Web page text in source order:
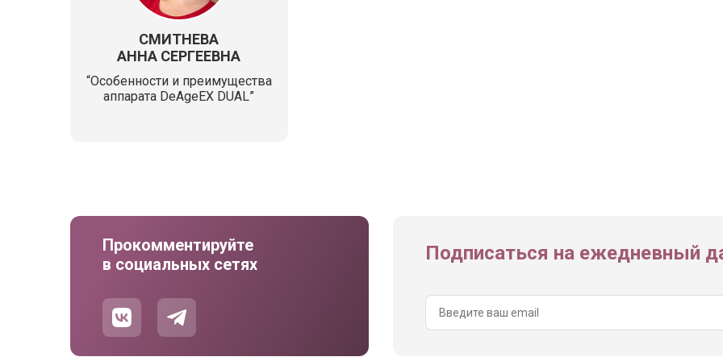
СМИТНЕВА
АННА СЕРГЕЕВНА
“Особенности и преимущества
аппарата DeAgeEX DUAL”
Прокомментируйте
в социальных сетях
Подписаться на ежедневный